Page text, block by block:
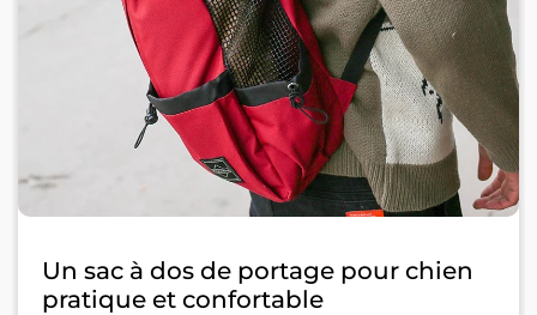
Un sac à dos de portage pour chien
pratique et confortable